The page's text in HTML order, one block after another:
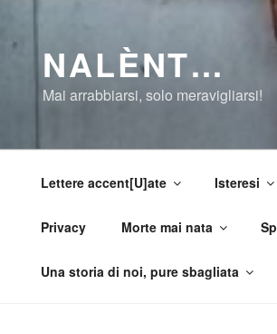
NALÈNT…
Mai arrabbiarsi, solo meravigliarsi!
Lettere accent[U]ate Isteresi
Privacy Morte mai nata
Una storia di noi, pure sbagliata